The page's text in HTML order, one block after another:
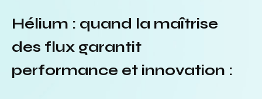
Hélium : quand la maîtrise
des flux garantit
performance et innovation :